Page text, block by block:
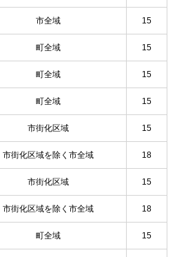
市全域 15
町全域 15
町全域 15
町全域 15
市街化区域 15
市街化区域を除く市全域 18
市街化区域 15
市街化区域を除く市全域 18
町全域 15